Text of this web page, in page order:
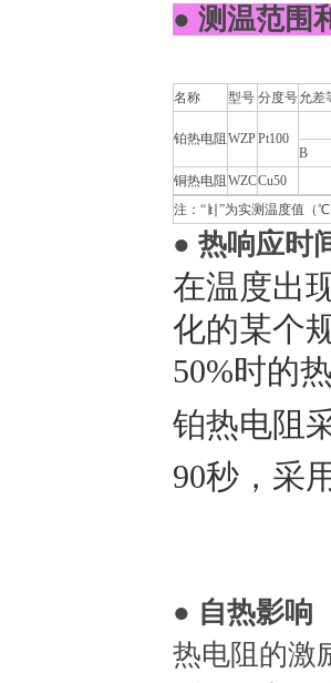
● 测温范围
名称 型号 分度号允差
铂热电阻 WZPPt100
B
铜热电阻 WZCCu50
注：“∣t∣”为实测温度值（
● 热响应时
在温度出
化的某个
50%时的
铂热电阻
90秒，采
● 自热影响
热电阻的激